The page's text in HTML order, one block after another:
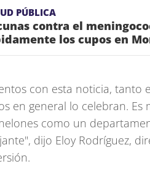
PÚBLICA
contra el
los cupos en
con esta noticia, tanto
en general lo celebran.
como un
dijo Eloy Rodríguez,